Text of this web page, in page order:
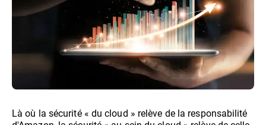
Là où la sécurité « du cloud » relève de la responsabilité